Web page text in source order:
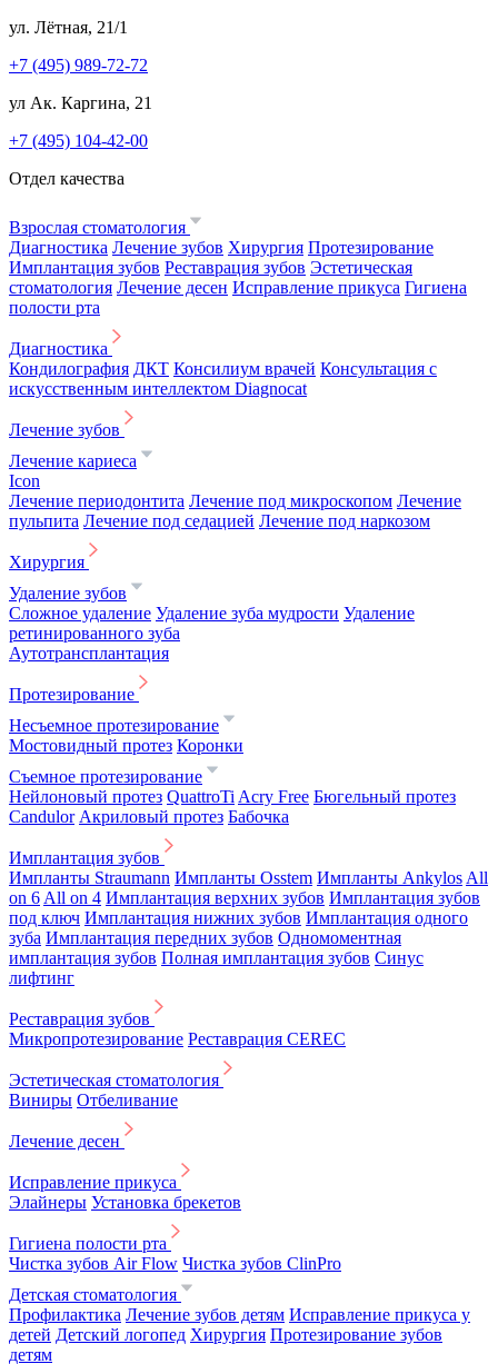
ул. Лётная, 21/1
+7 (495) 989-72-72
ул Ак. Каргина, 21
+7 (495) 104-42-00
Отдел качества
Взрослая стоматология
Диагностика Лечение зубов Хирургия Протезирование
Имплантация зубов Реставрация зубов Эстетическая
стоматология Лечение десен Исправление прикуса Гигиена
полости рта
Диагностика
Кондилография ДКТ Консилиум врачей Консультация с
искусственным интеллектом Diagnocat
Лечение зубов
Лечение кариеса
Icon
Лечение периодонтита Лечение под микроскопом Лечение
пульпита Лечение под седацией Лечение под наркозом
Хирургия
Удаление зубов
Сложное удаление Удаление зуба мудрости Удаление
ретинированного зуба
Аутотрансплантация
Протезирование
Несъемное протезирование
Мостовидный протез Коронки
Съемное протезирование
Нейлоновый протез QuattroTi Acry Free Бюгельный протез
Candulor Акриловый протез Бабочка
Имплантация зубов
Импланты Straumann Импланты Osstem Импланты Ankylos All
on 6 All on 4 Имплантация верхних зубов Имплантация зубов
под ключ Имплантация нижних зубов Имплантация одного
зуба Имплантация передних зубов Одномоментная
имплантация зубов Полная имплантация зубов Синус
лифтинг
Реставрация зубов
Микропротезирование Реставрация CEREC
Эстетическая стоматология
Виниры Отбеливание
Лечение десен
Исправление прикуса
Элайнеры Установка брекетов
Гигиена полости рта
Чистка зубов Air Flow Чистка зубов ClinPro
Детская стоматология
Профилактика Лечение зубов детям Исправление прикуса у
детей Детский логопед Хирургия Протезирование зубов
детям